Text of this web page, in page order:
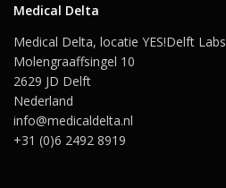
Medical Delta
Medical Delta, locatie YES!Delft Labs
Molengraaffsingel 10
2629 JD Delft
Nederland
info@medicaldelta.nl
+31 (0)6 2492 8919